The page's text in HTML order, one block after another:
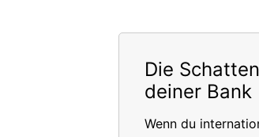
Die
deiner Bank
Wenn du